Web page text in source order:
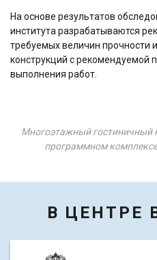
На основе результатов
института разрабатываются
требуемых величин прочности
конструкций с рекомендуемой
выполнения работ.
Многоэтажный гостиничный
программном
В ЦЕНТРЕ